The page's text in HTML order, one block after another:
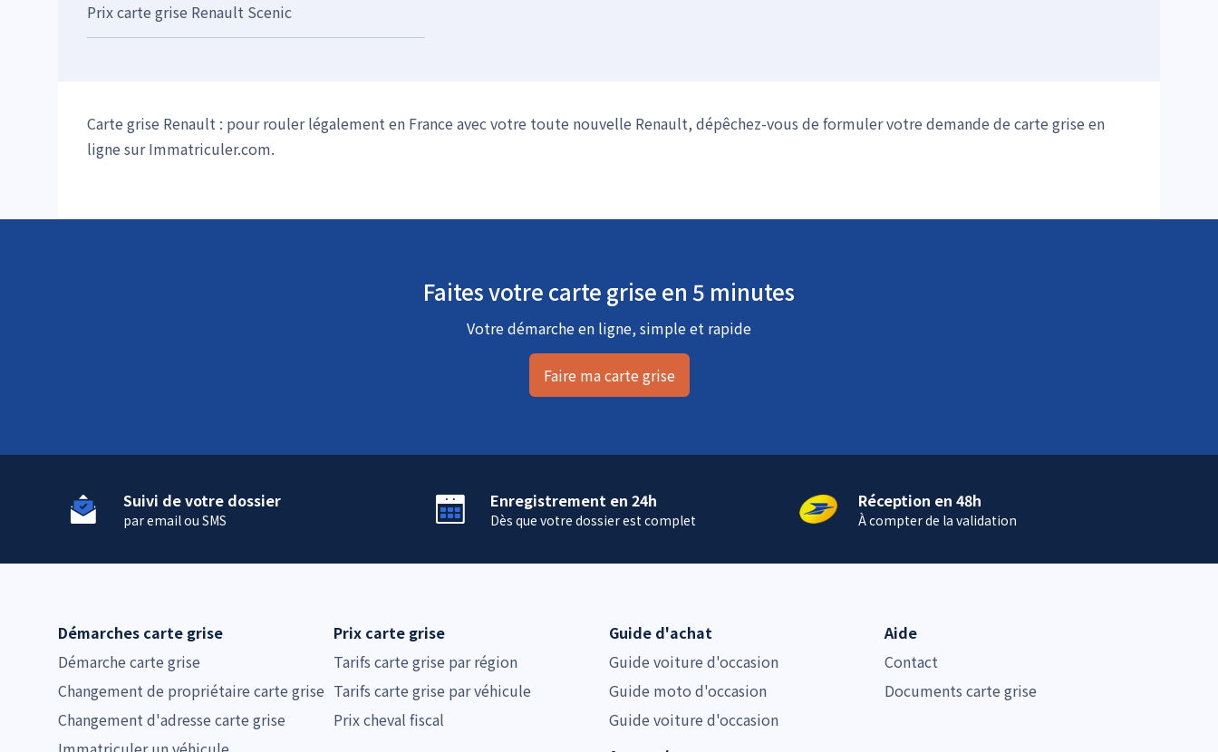
Prix carte grise Renault Scenic
Carte grise Renault : pour rouler légalement en France avec votre toute nouvelle Renault, dépêchez-vous de formuler votre demande de carte grise en
ligne sur Immatriculer.com.
Faites votre carte grise en 5 minutes
Votre démarche en ligne, simple et rapide
Faire ma carte grise
Suivi de votre dossier
par email ou SMS
Enregistrement en 24h
Dès que votre dossier est complet
Réception en 48h
À compter de la validation
Démarches carte grise
Démarche carte grise
Changement de propriétaire carte grise
Changement d'adresse carte grise
Prix carte grise
Tarifs carte grise par région
Tarifs carte grise par véhicule
Prix cheval fiscal
Guide d'achat
Guide voiture d'occasion
Guide moto d'occasion
Guide voiture d'occasion
Aide
Contact
Documents carte grise